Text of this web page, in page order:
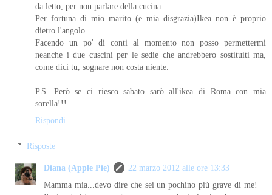
da letto, per non parlare della cucina...
Per fortuna di mio marito (e mia disgrazia)Ikea non è proprio
dietro l'angolo.
Facendo un po' di conti al momento non posso permettermi
neanche i due cuscini per le sedie che andrebbero sostituiti ma,
come dici tu, sognare non costa niente.
P.S. Però se ci riesco sabato sarò all'ikea di Roma con mia
sorella!!!
Rispondi
Risposte
Diana (Apple Pie)
22 marzo 2012 alle ore 13:33
Mamma mia...devo dire che sei un pochino più grave di me!